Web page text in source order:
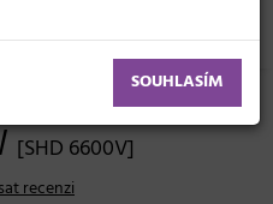
použití
SHD 6600V
[SHD 6600V]
recenzi
SOUHLASÍM